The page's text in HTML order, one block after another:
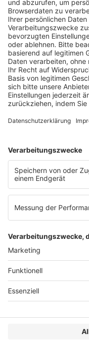
Fachmedien Recht
Ein Fachbereich der
dfv Mediengruppe
Mainzer Landstr. 251
60326 Frankfurt am
E-Mail:info@ruw.de
Web:https://
AGB
Datenschutzerklärung
Genderhinweis
Cookie-Einstellungen